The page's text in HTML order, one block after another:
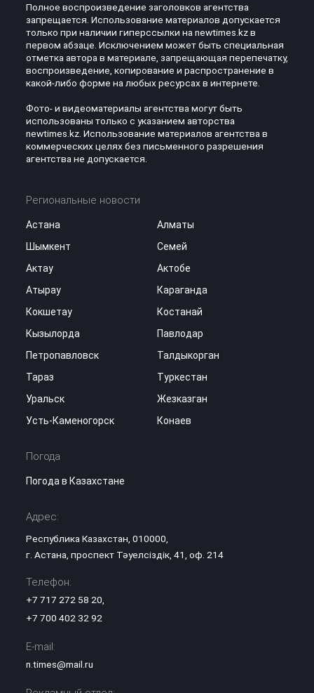
Полное воспроизведение заголовков агентства
запрещается. Использование материалов допускается
только при наличии гиперссылки на newtimes.kz в
первом абзаце. Исключением может быть специальная
отметка автора в материале, запрещающая перепечатку,
воспроизведение, копирование и распространение в
какой-либо форме на любых ресурсах в интернете.
Фото- и видеоматериалы агентства могут быть
использованы только с указанием авторства
newtimes.kz. Использование материалов агентства в
коммерческих целях без письменного разрешения
агентства не допускается.
Региональные новости
Астана
Алматы
Шымкент
Семей
Актау
Актобе
Атырау
Караганда
Кокшетау
Костанай
Кызылорда
Павлодар
Петропавловск
Талдыкорган
Тараз
Туркестан
Уральск
Жезказган
Усть-Каменогорск
Конаев
Погода
Погода в Казахстане
Адрес:
Республика Казахстан, 010000,
г. Астана, проспект Тәуелсіздік, 41, оф. 214
Телефон:
+7 717 272 58 20
+7 700 402 32 92
E-mail:
n.times@mail.ru